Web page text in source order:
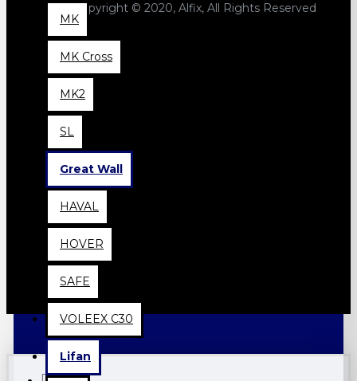
MK
MK Cross
MK2
SL
Great Wall
HAVAL
HOVER
SAFE
VOLEEX C30
Lifan
Copyright © 2020, Alfix, All Rights Reserved